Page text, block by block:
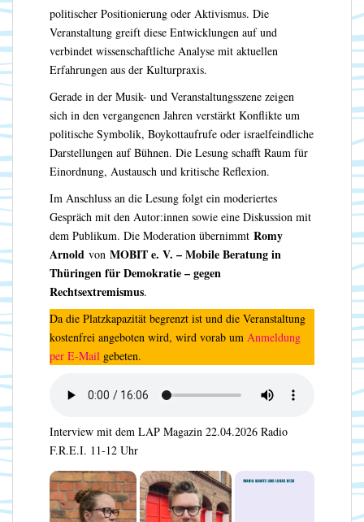
politischer Positionierung oder Aktivismus. Die
Veranstaltung greift diese Entwicklungen auf und
verbindet wissenschaftliche Analyse mit aktuellen
Erfahrungen aus der Kulturpraxis.
Gerade in der Musik- und Veranstaltungsszene zeigen
sich in den vergangenen Jahren verstärkt Konflikte um
politische Symbolik, Boykottaufrufe oder israelfeindliche
Darstellungen auf Bühnen. Die Lesung schafft Raum für
Einordnung, Austausch und kritische Reflexion.
Im Anschluss an die Lesung folgt ein moderiertes
Gespräch mit den Autor:innen sowie eine Diskussion mit
dem Publikum. Die Moderation übernimmt Romy
Arnold von MOBIT e. V. – Mobile Beratung in
Thüringen für Demokratie – gegen
Rechtsextremismus.
Da die Platzkapazität begrenzt ist und die Veranstaltung
kostenfrei angeboten wird, wird vorab um Anmeldung
per E-Mail gebeten.
Interview mit dem LAP Magazin 22.04.2026 Radio
F.R.E.I. 11-12 Uhr